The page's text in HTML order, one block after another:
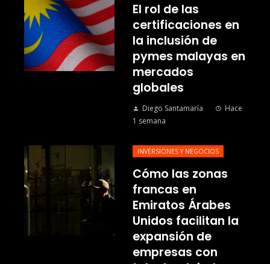
El rol de las
certificaciones en
la inclusión de
pymes malayas en
mercados
globales
Diego Santamaría
Hace
1 semana
INVERSIONES Y NEGOCIOS
Cómo las zonas
francas en
Emiratos Árabes
Unidos facilitan la
expansión de
empresas con